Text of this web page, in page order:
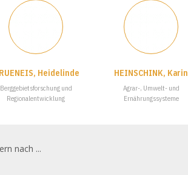
Heidelinde
Berggebietsforschung und
Regionalentwicklung
HEINSCHINK, Karin
Agrar-, Umwelt- und
Ernährungssysteme
nach ...